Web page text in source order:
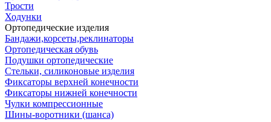
Трости
Ходунки
Ортопедические изделия
Бандажи,корсеты,реклинаторы
Ортопедическая обувь
Подушки ортопедические
Стельки, силиконовые изделия
Фиксаторы верхней конечности
Фиксаторы нижней конечности
Чулки компрессионные
Шины-воротники (шанса)